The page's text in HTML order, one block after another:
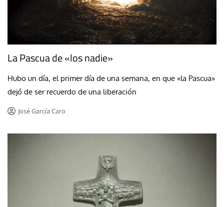
La Pascua de «los nadie»
Hubo un día, el primer día de una semana, en que «la Pascua»
dejó de ser recuerdo de una liberación
José García Caro